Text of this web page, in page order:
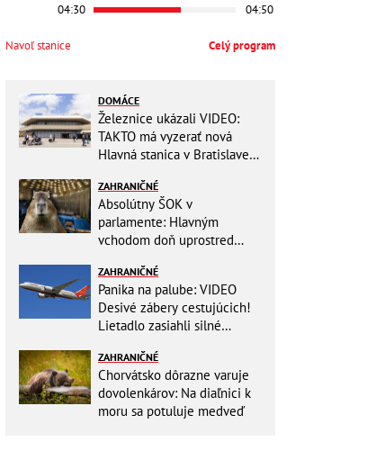
04:30 04:50
Navoľ stanice Celý program
DOMÁCE
Železnice ukázali VIDEO:
TAKTO má vyzerať nová
Hlavná stanica v Bratislave!
toalety
ZAHRANIČNÉ
Absolútny ŠOK v
parlamente: Hlavným
vchodom doň uprostred
KAPYBARY, kde sa tam
nabrali?
ZAHRANIČNÉ
Panika na palube: VIDEO
Desivé zábery cestujúcich!
Lietadlo zasiahli silné
ZAHRANIČNÉ
Chorvátsko dôrazne varuje
dovolenkárov: Na diaľnici k
moru sa potuluje medveď